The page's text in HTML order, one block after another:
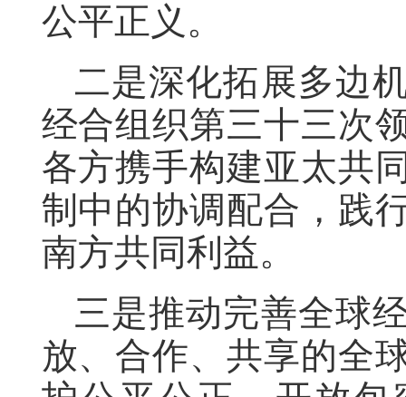
公平正义。
二是深化拓展多边
经合组织第三十三次
各方携手构建亚太共
制中的协调配合，践
南方共同利益。
三是推动完善全球
放、合作、共享的全